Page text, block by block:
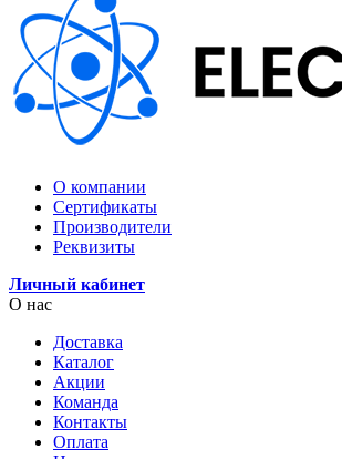
О компании
Сертификаты
Производители
Реквизиты
Личный кабинет
О нас
Доставка
Каталог
Акции
Команда
Контакты
Оплата